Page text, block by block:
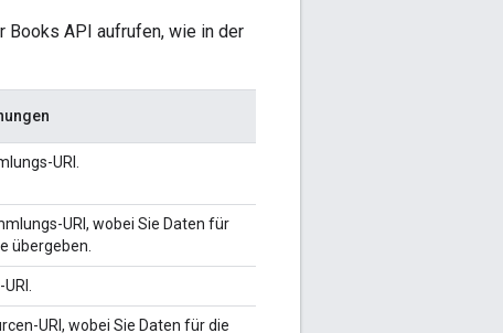
Books API aufrufen, wie in der
URI.
URI, wobei Sie Daten für
übergeben.
URI, wobei Sie Daten für die